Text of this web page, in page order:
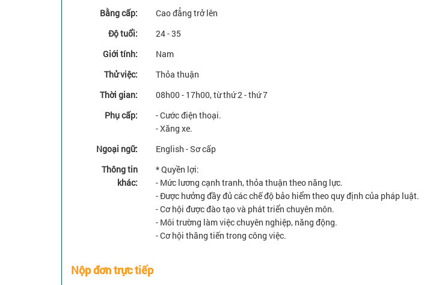
Bằng cấp:
Cao đẳng trở lên
Độ tuổi:
24 - 35
Giới tính:
Nam
Thử việc:
Thỏa thuận
Thời gian:
08h00 - 17h00, từ thứ 2 - thứ 7
Phụ cấp:
- Cước điện thoại.
- Xăng xe.
Ngoại ngữ:
English - Sơ cấp
Thông tin
khác:
* Quyền lợi:
- Mức lương cạnh tranh, thỏa thuận theo năng lực.
- Được hưởng đầy đủ các chế độ bảo hiểm theo quy định của pháp luật.
- Cơ hội được đào tạo và phát triển chuyên môn.
- Môi trường làm việc chuyên nghiệp, năng động.
- Cơ hội thăng tiến trong công việc.
Nộp đơn trực tiếp